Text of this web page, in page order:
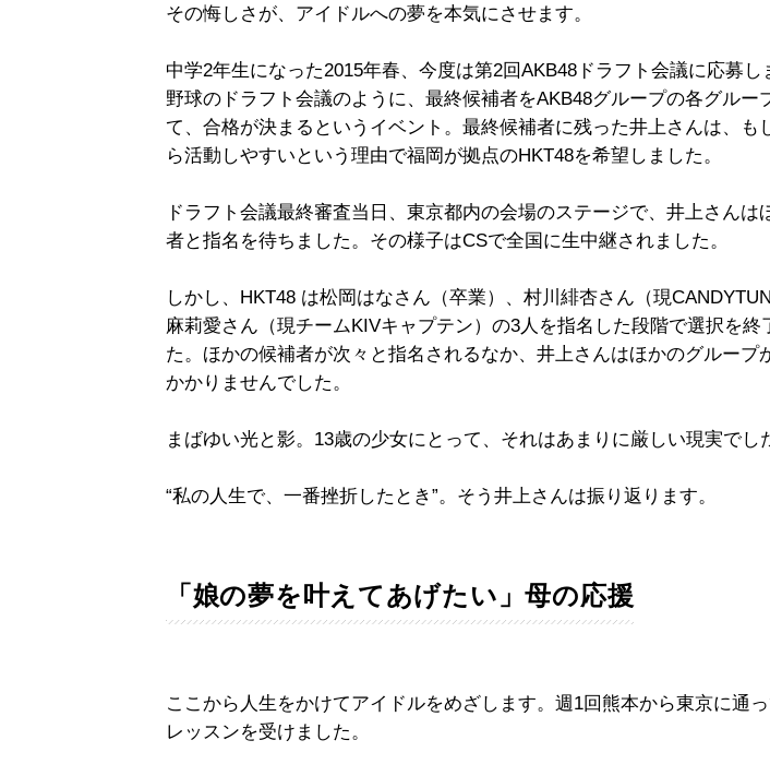
その悔しさが、アイドルへの夢を本気にさせます。
中学2年生になった2015年春、今度は第2回AKB48ドラフト会議に応募し
野球のドラフト会議のように、最終候補者をAKB48グループの各グルー
て、合格が決まるというイベント。最終候補者に残った井上さんは、も
ら活動しやすいという理由で福岡が拠点のHKT48を希望しました。
ドラフト会議最終審査当日、東京都内の会場のステージで、井上さんは
者と指名を待ちました。その様子はCSで全国に生中継されました。
しかし、HKT48 は松岡はなさん（卒業）、村川緋杏さん（現
麻莉愛さん（現チームKIVキャプテン）の3人を指名した段階で選択を終
た。ほかの候補者が次々と指名されるなか、井上さんはほかのグループ
かかりませんでした。
まばゆい光と影。13歳の少女にとって、それはあまりに厳しい現実でし
“私の人生で、一番挫折したとき”。そう井上さんは振り返ります。
「娘の夢を叶えてあげたい」母の応援
ここから人生をかけてアイドルをめざします。週1回熊本から東京に通
レッスンを受けました。